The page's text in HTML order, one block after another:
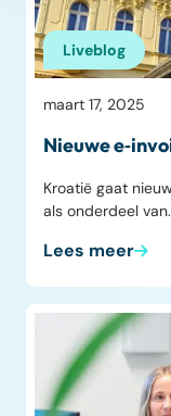
Liveblog
maart 17, 2025
Nieuwe
Kroatië gaat
als onderdeel
Lees meer